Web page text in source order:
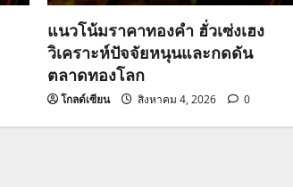
แนวโน้มราคาทองคำ ฮั่วเซ่งเฮง
วิเคราะห์ปัจจัยหนุนและกดดัน
ตลาดทองโลก
โกลด์เซียน สิงหาคม 4, 2026 0